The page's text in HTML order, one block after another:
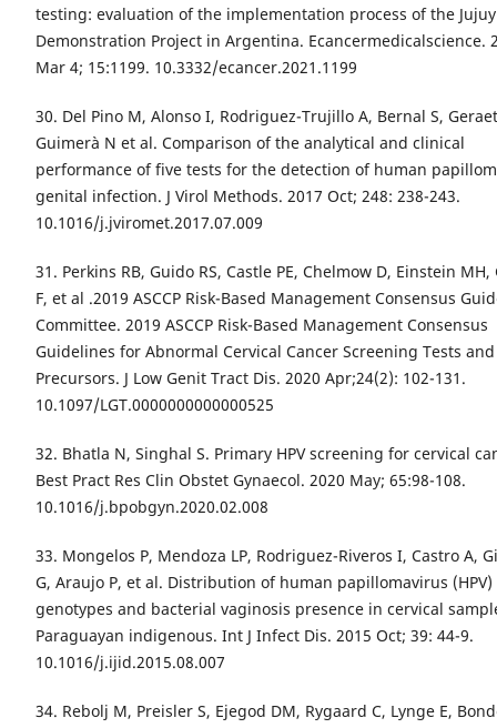
testing: evaluation of the implementation process of the Jujuy
Demonstration Project in Argentina. Ecancermedicalscience.
Mar 4; 15:1199. 10.3332/ecancer.2021.1199
30. Del Pino M, Alonso I, Rodriguez-Trujillo A, Bernal S,
Guimerà N et al. Comparison of the analytical and clinical
performance of five tests for the detection of human
genital infection. J Virol Methods. 2017 Oct; 248: 238-243.
10.1016/j.jviromet.2017.07.009
31. Perkins RB, Guido RS, Castle PE, Chelmow D, Einstein MH,
F, et al .2019 ASCCP Risk-Based Management Consensus
Committee. 2019 ASCCP Risk-Based Management Consensus
Guidelines for Abnormal Cervical Cancer Screening Tests
Precursors. J Low Genit Tract Dis. 2020 Apr;24(2): 102-131.
10.1097/LGT.0000000000000525
32. Bhatla N, Singhal S. Primary HPV screening for cervical
Best Pract Res Clin Obstet Gynaecol. 2020 May; 65:98-108.
10.1016/j.bpobgyn.2020.02.008
33. Mongelos P, Mendoza LP, Rodriguez-Riveros I, Castro A,
G, Araujo P, et al. Distribution of human papillomavirus (HPV)
genotypes and bacterial vaginosis presence in cervical
Paraguayan indigenous. Int J Infect Dis. 2015 Oct; 39: 44-9.
10.1016/j.ijid.2015.08.007
34. Rebolj M, Preisler S, Ejegod DM, Rygaard C, Lynge E,